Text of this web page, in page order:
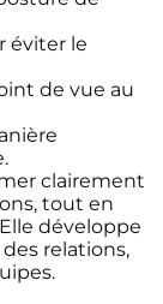
éviter le
de vue au
clairement
tout en
développe
relations,